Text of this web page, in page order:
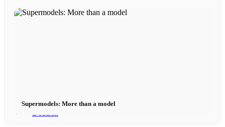
Supermodels: More than a model